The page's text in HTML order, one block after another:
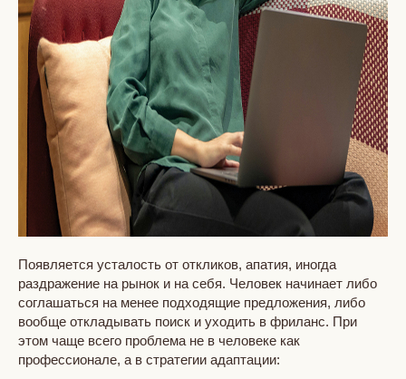
Появляется усталость от откликов, апатия, иногда
раздражение на рынок и на себя. Человек начинает либо
соглашаться на менее подходящие предложения, либо
вообще откладывать поиск и уходить в фриланс. При
этом чаще всего проблема не в человеке как
профессионале, а в стратегии адаптации: